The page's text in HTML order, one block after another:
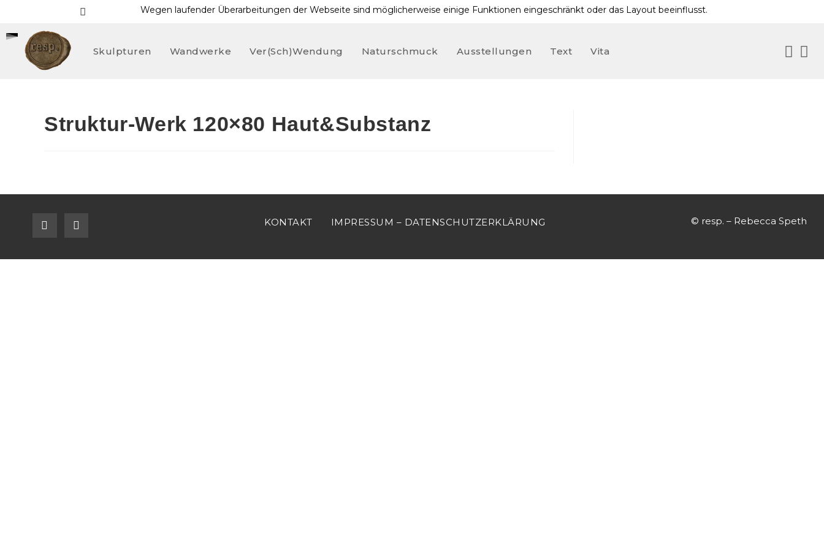
Wegen laufender Überarbeitungen der Webseite sind möglicherweise einige Funktionen eingeschränkt oder das Layout beeinflusst.
Skulpturen Wandwerke Ver(sch)wendung Naturschmuck Ausstellungen Text Vita
Struktur-Werk 120×80 Haut&Substanz
KONTAKT IMPRESSUM – DATENSCHUTZERKLÄRUNG © resp. – Rebecca Speth